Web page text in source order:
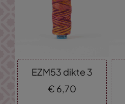
EZM53 dikte 3
€ 6, 70